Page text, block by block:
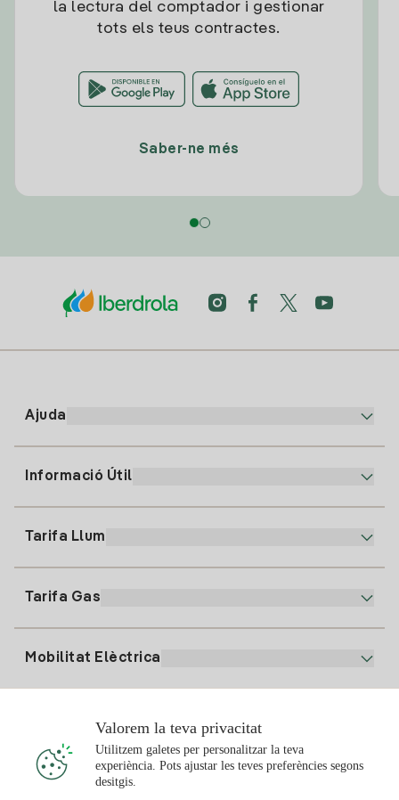
la lectura del comptador i gestionar
tots els teus contractes.
Saber-ne més
Ajuda
91 919 52 73
clientes@tuiberdrola.es
Informació Útil
Alta Gas
Tarifa Llum
Tarifa Gas
Mobilitat Elèctrica
Punts de Recàrrega
T'interessa
Valorem la teva privacitat
Utilitzem galetes per personalitzar la teva
experiència. Pots ajustar les teves preferències segons
desitgis.